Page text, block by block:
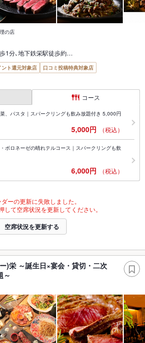
の店
1分､地下鉄栄駅徒歩約…
ント還元対象店
口コミ投稿特典対象店
コース
、パスタ｜スパークリングも飲み放題付き 5,000円
5,000円 （税込）
ボロネーゼの晴れテルコース｜スパークリングも飲
6,000円 （税込）
ーの更新に失敗しました。
して空席状況を更新してください。
空席状況を更新する
)栄 ～誕生日×宴会・貸切・二次
～